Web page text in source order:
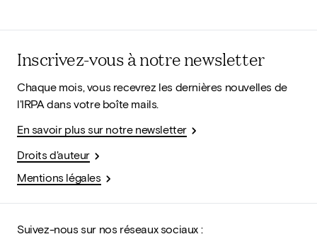
Inscrivez-vous à notre newsletter
Chaque mois, vous recevrez les dernières nouvelles de
l'IRPA dans votre boîte mails.
En savoir plus sur notre newsletter
Droits d'auteur
Mentions légales
Suivez-nous sur nos réseaux sociaux :